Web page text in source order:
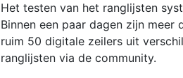
Het testen van het ranglijsten
Binnen een paar dagen zijn
ruim 50 digitale zeilers uit
ranglijsten via de community.